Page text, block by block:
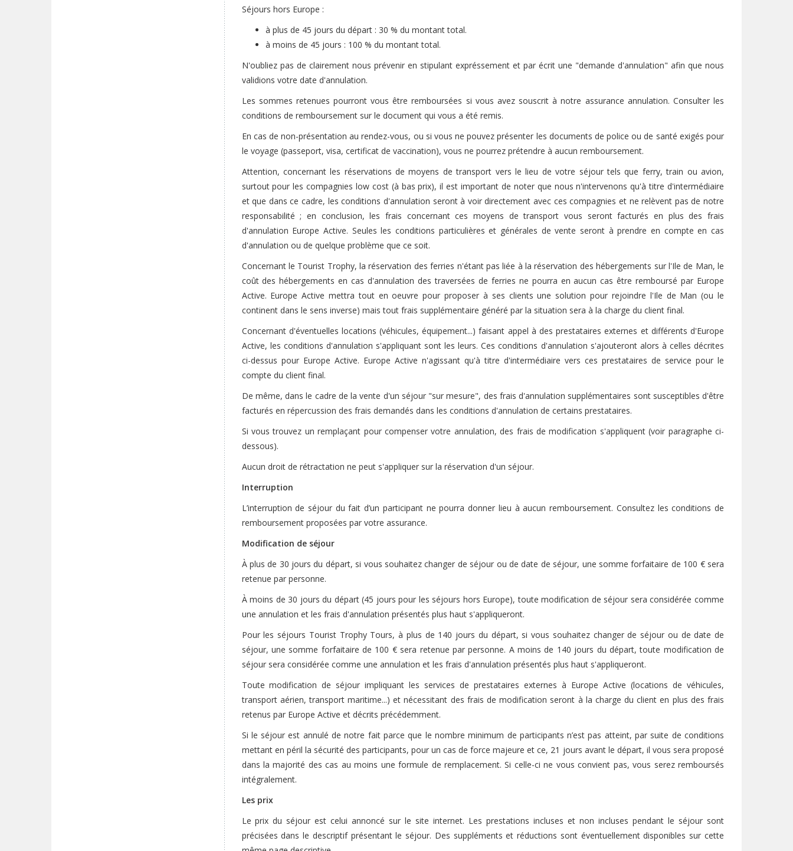
Séjours hors Europe :
à plus de 45 jours du départ : 30 % du montant total.
à moins de 45 jours : 100 % du montant total.
N'oubliez pas de clairement nous prévenir en stipulant expréssement et par écrit une "demande d'annulation" afin que nous
validions votre date d'annulation.
Les sommes retenues pourront vous être remboursées si vous avez souscrit à notre assurance annulation. Consulter les
conditions de remboursement sur le document qui vous a été remis.
En cas de non-présentation au rendez-vous, ou si vous ne pouvez présenter les documents de police ou de santé exigés pour
le voyage (passeport, visa, certificat de vaccination), vous ne pourrez prétendre à aucun remboursement.
Attention, concernant les réservations de moyens de transport vers le lieu de votre séjour tels que ferry, train ou avion,
surtout pour les compagnies low cost (à bas prix), il est important de noter que nous n'intervenons qu'à titre d'intermédiaire
et que dans ce cadre, les conditions d'annulation seront à voir directement avec ces compagnies et ne relèvent pas de notre
responsabilité ; en conclusion, les frais concernant ces moyens de transport vous seront facturés en plus des frais
d'annulation Europe Active. Seules les conditions particulières et générales de vente seront à prendre en compte en cas
d'annulation ou de quelque problème que ce soit.
Concernant le Tourist Trophy, la réservation des ferries n'étant pas liée à la réservation des hébergements sur l'Ile de Man, le
coût des hébergements en cas d'annulation des traversées de ferries ne pourra en aucun cas être remboursé par Europe
Active. Europe Active mettra tout en oeuvre pour proposer à ses clients une solution pour rejoindre l'Ile de Man (ou le
continent dans le sens inverse) mais tout frais supplémentaire généré par la situation sera à la charge du client final.
Concernant d'éventuelles locations (véhicules, équipement...) faisant appel à des prestataires externes et différents d'Europe
Active, les conditions d'annulation s'appliquant sont les leurs. Ces conditions d'annulation s'ajouteront alors à celles décrites
ci-dessus pour Europe Active. Europe Active n'agissant qu'à titre d'intermédiaire vers ces prestataires de service pour le
compte du client final.
De même, dans le cadre de la vente d'un séjour "sur mesure", des frais d'annulation supplémentaires sont susceptibles d'être
facturés en répercussion des frais demandés dans les conditions d'annulation de certains prestataires.
Si vous trouvez un remplaçant pour compenser votre annulation, des frais de modification s'appliquent (voir paragraphe ci-
dessous).
Aucun droit de rétractation ne peut s'appliquer sur la réservation d'un séjour.
Interruption
L’interruption de séjour du fait d’un participant ne pourra donner lieu à aucun remboursement. Consultez les conditions de
remboursement proposées par votre assurance.
Modification de séjour
À plus de 30 jours du départ, si vous souhaitez changer de séjour ou de date de séjour, une somme forfaitaire de 100 € sera
retenue par personne.
À moins de 30 jours du départ (45 jours pour les séjours hors Europe), toute modification de séjour sera considérée comme
une annulation et les frais d'annulation présentés plus haut s'appliqueront.
Pour les séjours Tourist Trophy Tours, à plus de 140 jours du départ, si vous souhaitez changer de séjour ou de date de
séjour, une somme forfaitaire de 100 € sera retenue par personne. A moins de 140 jours du départ, toute modification de
séjour sera considérée comme une annulation et les frais d'annulation présentés plus haut s'appliqueront.
Toute modification de séjour impliquant les services de prestataires externes à Europe Active (locations de véhicules,
transport aérien, transport maritime...) et nécessitant des frais de modification seront à la charge du client en plus des frais
retenus par Europe Active et décrits précédemment.
Si le séjour est annulé de notre fait parce que le nombre minimum de participants n’est pas atteint, par suite de conditions
mettant en péril la sécurité des participants, pour un cas de force majeure et ce, 21 jours avant le départ, il vous sera proposé
dans la majorité des cas au moins une formule de remplacement. Si celle-ci ne vous convient pas, vous serez remboursés
intégralement.
Les prix
Le prix du séjour est celui annoncé sur le site internet. Les prestations incluses et non incluses pendant le séjour sont
précisées dans le descriptif présentant le séjour. Des suppléments et réductions sont éventuellement disponibles sur cette